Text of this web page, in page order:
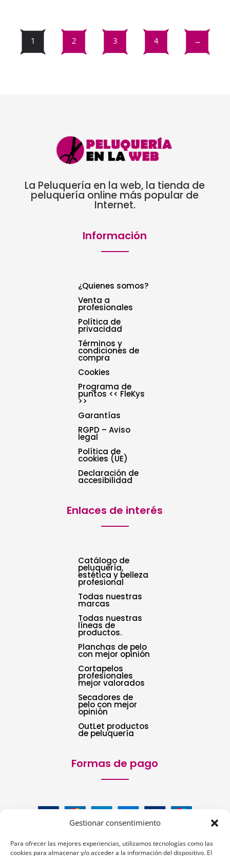
Gestionar consentimiento
Para ofrecer las mejores experiencias, utilizamos tecnologías como las
cookies para almacenar y/o acceder a la información del dispositivo. El
17,18€.
8,59€.
1 2 3 4 →
La Peluquería en la web, la tienda de
peluquería online más popular de
Internet.
Información
¿Quienes somos?
Venta a
profesionales
Política de
privacidad
Términos y
condiciones de
compra
Cookies
Programa de
puntos << FleKys
>>
Garantías
RGPD – Aviso
legal
Política de
cookies (UE)
Declaración de
accesibilidad
Enlaces de interés
Catálogo de
peluquería,
estética y belleza
profesional
Todas nuestras
marcas
Todas nuestras
líneas de
productos.
Planchas de pelo
con mejor opinión
Cortapelos
profesionales
mejor valorados
Secadores de
pelo con mejor
opinión
OutLet productos
de peluquería
Formas de pago